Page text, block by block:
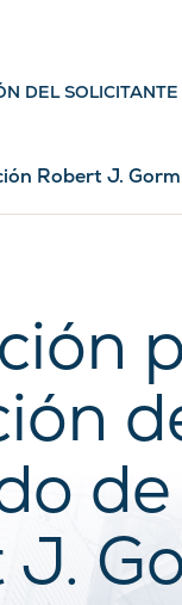
DEL SOLICITANTE
Robert J.
J.